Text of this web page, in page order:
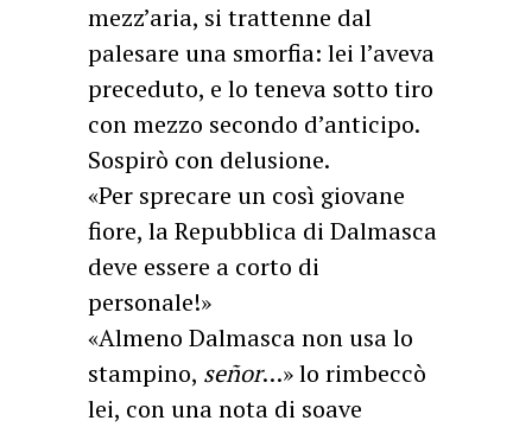
mezz’aria, si trattenne dal
palesare una smorfia: lei l’aveva
preceduto, e lo teneva sotto tiro
con mezzo secondo d’anticipo.
Sospirò con delusione.
«Per sprecare un così giovane
fiore, la Repubblica di Dalmasca
deve essere a corto di
personale!»
«Almeno Dalmasca non usa lo
stampino, señor…» lo rimbeccò
lei, con una nota di soave